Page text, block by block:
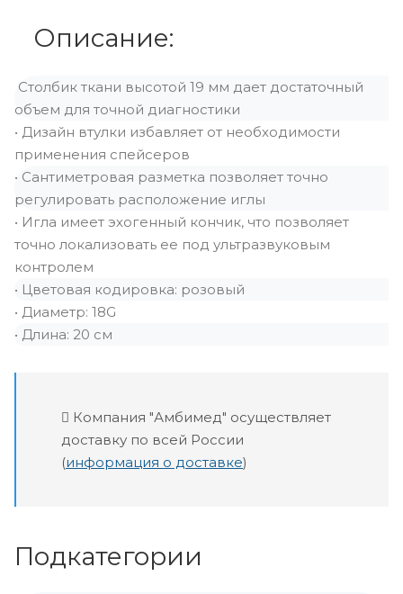
Описание:
Столбик ткани высотой 19 мм дает достаточный
объем для точной диагностики
• Дизайн втулки избавляет от необходимости
применения спейсеров
• Сантиметровая разметка позволяет точно
регулировать расположение иглы
• Игла имеет эхогенный кончик, что позволяет
точно локализовать ее под ультразвуковым
контролем
• Цветовая кодировка: розовый
• Диаметр: 18G
• Длина: 20 см
Компания "Амбимед" осуществляет
доставку по всей России
(информация о доставке)
Подкатегории